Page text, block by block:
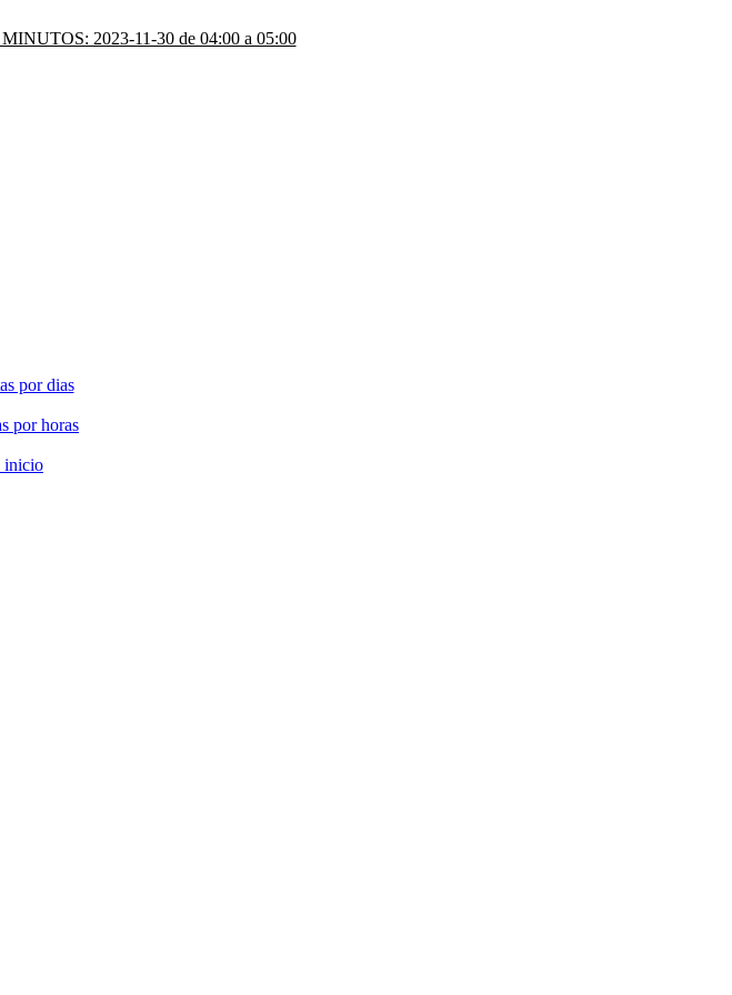
2023-11-30 de 04:00 a 05:00
por dias
por horas
inicio